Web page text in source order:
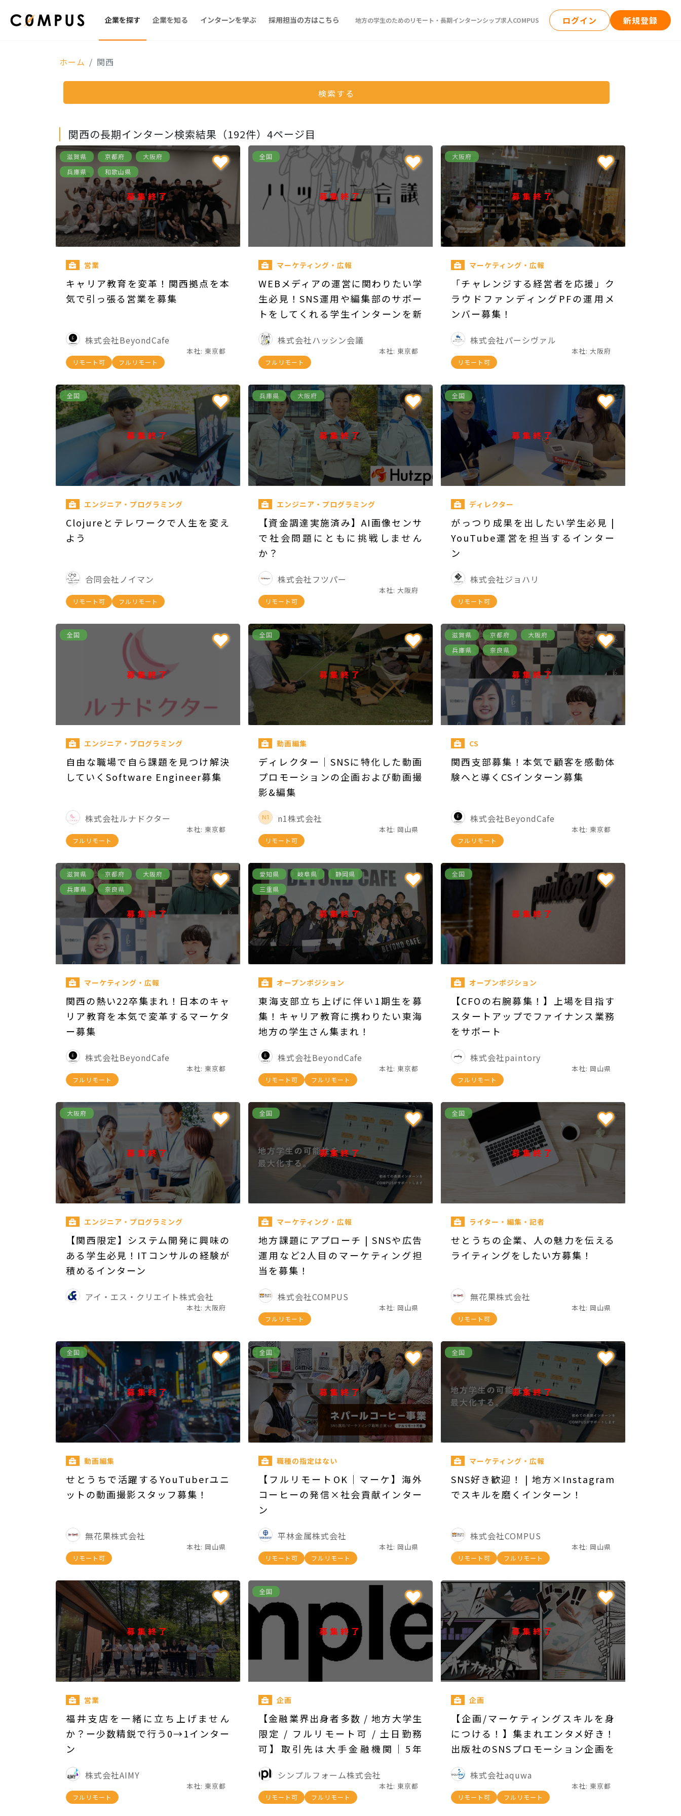
企業を探す 企業を知る インターンを学ぶ 採用担当の方はこちら 地方の学生のためのリモート・長期インターンシップ求人COMPUS ログイン 新規登録
ホーム 関西
検索する
関西の長期インターン検索結果（192件）4ページ目
滋賀県 京都府
大阪府
兵庫県
和歌山県
募集終了
営業
キャリア教育を変革！関西拠点を本
気で引っ張る営業を募集
株式会社BeyondCafe
本社: 東京都
リモート可 フルリモート
全国
募集終了
マーケティング・広報
WEBメディアの運営に関わりたい学
生必見！SNS運用や編集部のサポー
トをしてくれる学生インターンを新
規募集！
株式会社ハッシン会議
本社: 東京都
フルリモート
大阪府
募集終了
マーケティング・広報
「チャレンジする経営者を応援」ク
ラウドファンディングPFの運用メ
ンバー募集！
株式会社パーシヴァル
本社: 大阪府
リモート可
全国
募集終了
エンジニア・プログラミング
Clojureとテレワークで人生を変え
よう
合同会社ノイマン
リモート可 フルリモート
兵庫県 大阪府
募集終了
エンジニア・プログラミング
【資金調達実施済み】AI画像センサ
で社会問題にともに挑戦しません
か？
株式会社フツパー
本社: 大阪府
リモート可
全国
募集終了
ディレクター
がっつり成果を出したい学生必見 |
YouTube運営を担当するインター
ン
株式会社ジョハリ
リモート可
全国
募集終了
エンジニア・プログラミング
自由な職場で自ら課題を見つけ解決
していくSoftware Engineer募集
株式会社ルナドクター
本社: 東京都
フルリモート
全国
募集終了
動画編集
ディレクター｜SNSに特化した動画
プロモーションの企画および動画撮
影&編集
n1株式会社
本社: 岡山県
リモート可
滋賀県 京都府
大阪府
兵庫県
奈良県
募集終了
CS
関西支部募集！本気で顧客を感動体
験へと導くCSインターン募集
株式会社BeyondCafe
本社: 東京都
フルリモート
滋賀県 京都府
大阪府
兵庫県
奈良県
募集終了
マーケティング・広報
関西の熱い22卒集まれ！日本のキャ
リア教育を本気で変革するマーケタ
ー募集
株式会社BeyondCafe
本社: 東京都
フルリモート
愛知県 岐阜県
静岡県
三重県
募集終了
オープンポジション
東海支部立ち上げに伴い1期生を募
集！キャリア教育に携わりたい東海
地方の学生さん集まれ！
株式会社BeyondCafe
本社: 東京都
リモート可 フルリモート
全国
募集終了
オープンポジション
【CFOの右腕募集！】上場を目指す
スタートアップでファイナンス業務
をサポート
株式会社paintory
本社: 岡山県
フルリモート
大阪府
募集終了
エンジニア・プログラミング
【関西限定】システム開発に興味の
ある学生必見！ITコンサルの経験が
積めるインターン
アイ・エス・クリエイト株式会社
本社: 大阪府
全国
募集終了
マーケティング・広報
地方課題にアプローチ | SNSや広告
運用など2人目のマーケティング担
当を募集！
株式会社COMPUS
本社: 岡山県
フルリモート
全国
募集終了
ライター・編集・記者
せとうちの企業、人の魅力を伝える
ライティングをしたい方募集！
無花果株式会社
本社: 岡山県
リモート可
全国
募集終了
動画編集
せとうちで活躍するYouTuberユニ
ットの動画撮影スタッフ募集！
無花果株式会社
本社: 岡山県
リモート可
全国
募集終了
職種の指定はない
【フルリモートOK｜マーケ】海外
コーヒーの発信×社会貢献インター
ン
平林金属株式会社
本社: 岡山県
リモート可 フルリモート
全国
募集終了
マーケティング・広報
SNS好き歓迎！ | 地方×Instagram
でスキルを磨くインターン！
株式会社COMPUS
本社: 岡山県
リモート可 フルリモート
募集終了
営業
福井支店を一緒に立ち上げません
か？ー少数精鋭で行う0→1インター
ン
株式会社AIMY
本社: 東京都
フルリモート
全国
募集終了
企画
【金融業界出身者多数 / 地方大学生
限定 / フルリモート可 / 土日勤務
可】取引先は大手金融機関｜5年
後・10年後の当たり前を作る、プロ
ダクト企画・開発インターン募集！
- シンプルフォーム株式会社の長
シンプルフォーム株式会社
本社: 東京都
リモート可 フルリモート
募集終了
企画
【企画/マーケティングスキルを身
につける！】集まれエンタメ好き！
出版社のSNSプロモーション企画を
一緒に考えませんか？
株式会社aquwa
本社: 東京都
リモート可 フルリモート